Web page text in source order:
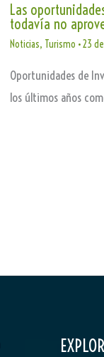
Las
todavía no
Noticias, Turismo •23
Oportunidades de
los últimos años